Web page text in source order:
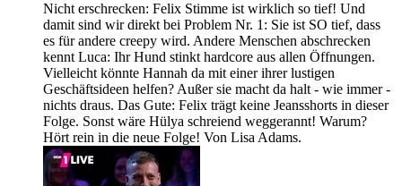
Nicht erschrecken: Felix Stimme ist wirklich so tief! Und
damit sind wir direkt bei Problem Nr. 1: Sie ist SO tief, dass
es für andere creepy wird. Andere Menschen abschrecken
kennt Luca: Ihr Hund stinkt hardcore aus allen Öffnungen.
Vielleicht könnte Hannah da mit einer ihrer lustigen
Geschäftsideen helfen? Außer sie macht da halt - wie immer -
nichts draus. Das Gute: Felix trägt keine Jeansshorts in dieser
Folge. Sonst wäre Hülya schreiend weggerannt! Warum?
Hört rein in die neue Folge! Von Lisa Adams.